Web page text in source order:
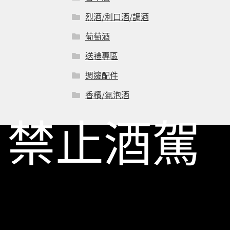
烈酒/利口酒/調酒
葡萄酒
送禮專區
週邊配件
香檳/氣泡酒
© 一飲商店 2026
禁止酒駕